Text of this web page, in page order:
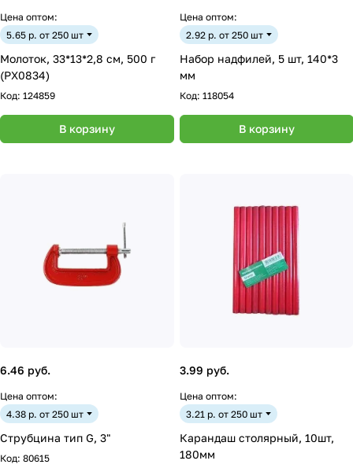
Цена оптом:
5.65 р. от 250 шт
Молоток, 33*13*2,8 см, 500 г
(PX0834)
Код: 124859
В корзину
Цена оптом:
2.92 р. от 250 шт
Набор надфилей, 5 шт, 140*3
мм
Код: 118054
В корзину
6.46 руб.
Цена оптом:
4.38 р. от 250 шт
Струбцина тип G, 3"
Код: 80615
3.99 руб.
Цена оптом:
3.21 р. от 250 шт
Карандаш столярный, 10шт,
180мм